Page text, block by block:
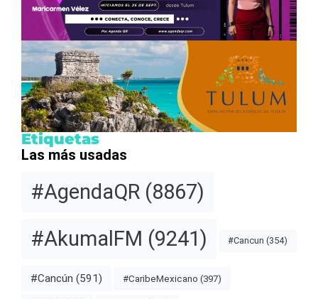
Etiquetas
Las más usadas
#AgendaQR (8867)
#AkumalFM (9241) #Cancun (354)
#Cancún (591) #CaribeMexicano (397)